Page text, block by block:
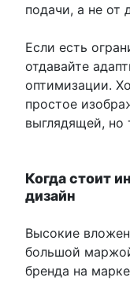
подачи, а не от
Если есть
отдавайте
оптимизации.
простое
выглядящей, но
Когда стоит
дизайн
Высокие
большой
бренда на